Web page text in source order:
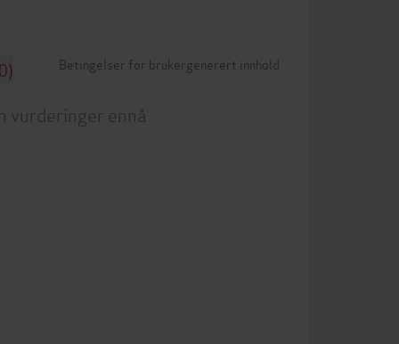
Betingelser for brukergenerert innhold
vurderinger ennå